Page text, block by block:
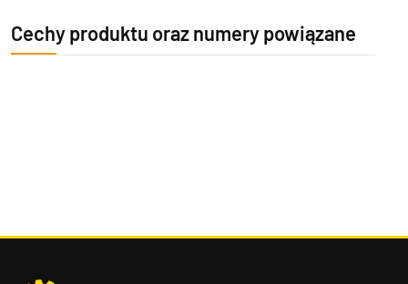
Cechy produktu oraz numery powiązane